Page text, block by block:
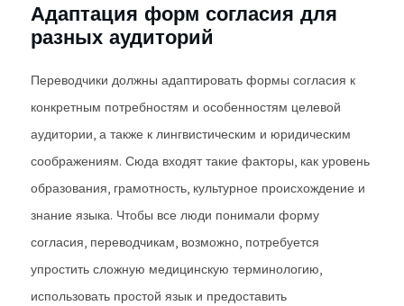
Адаптация форм согласия для
разных аудиторий
Переводчики должны адаптировать формы согласия к
конкретным потребностям и особенностям целевой
аудитории, а также к лингвистическим и юридическим
соображениям. Сюда входят такие факторы, как уровень
образования, грамотность, культурное происхождение и
знание языка. Чтобы все люди понимали форму
согласия, переводчикам, возможно, потребуется
упростить сложную медицинскую терминологию,
использовать простой язык и предоставить